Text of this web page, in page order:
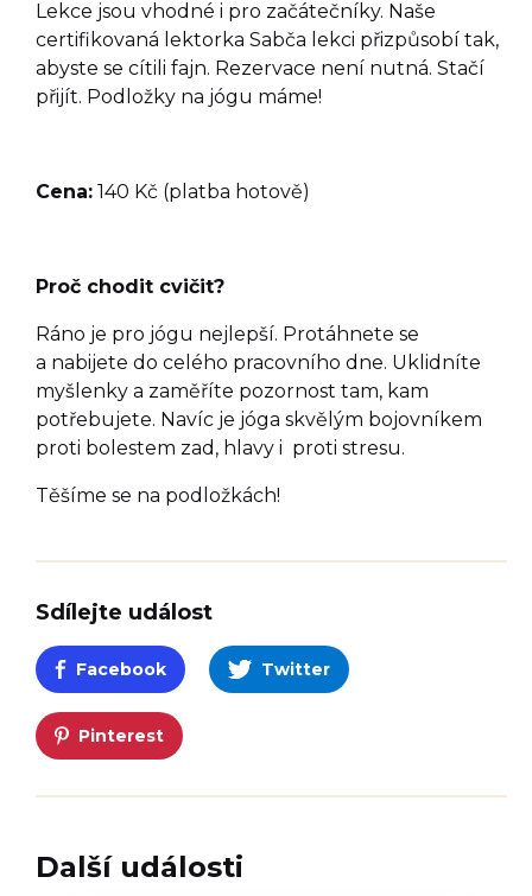
Lekce jsou vhodné i pro začátečníky. Naše
certifikovaná lektorka Sabča lekci přizpůsobí tak,
abyste se cítili fajn. Rezervace není nutná. Stačí
přijít. Podložky na jógu máme!
Cena: 140 Kč (platba hotově)
Proč chodit cvičit?
Ráno je pro jógu nejlepší. Protáhnete se
a nabijete do celého pracovního dne. Uklidníte
myšlenky a zaměříte pozornost tam, kam
potřebujete. Navíc je jóga skvělým bojovníkem
proti bolestem zad, hlavy i proti stresu.
Těšíme se na podložkách!
Sdílejte událost
Facebook Twitter
Pinterest
Další události